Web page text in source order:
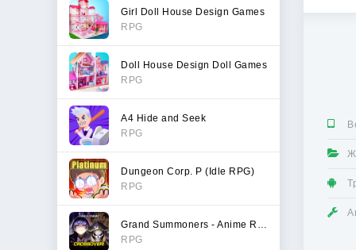
Girl Doll House Design Games
RPG
Doll House Design Doll Games
RPG
A4 Hide and Seek
RPG
Dungeon Corp. P (Idle RPG)
RPG
RPG